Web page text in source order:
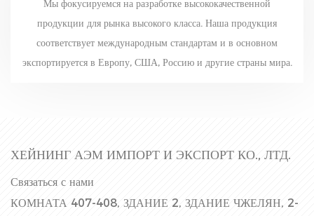
Мы фокусируемся на разработке высококачественной
продукции для рынка высокого класса. Наша продукция
соответствует международным стандартам и в основном
экспортируется в Европу, США, Россию и другие страны мира.
ХЕЙНИНГ АЭМ ИМПОРТ И ЭКСПОРТ КО., ЛТД.
Связаться с нами
КОМНАТА 407-408, ЗДАНИЕ 2, ЗДАНИЕ ЧЖЕЛЯН, 2-